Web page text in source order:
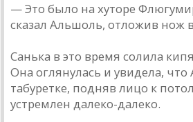
— Это было на хуторе
сказал Альшоль, отложив нож
Санька в это время солила
Она оглянулась и увидела,
табуретке, подняв лицо к
устремлен далеко-далеко.